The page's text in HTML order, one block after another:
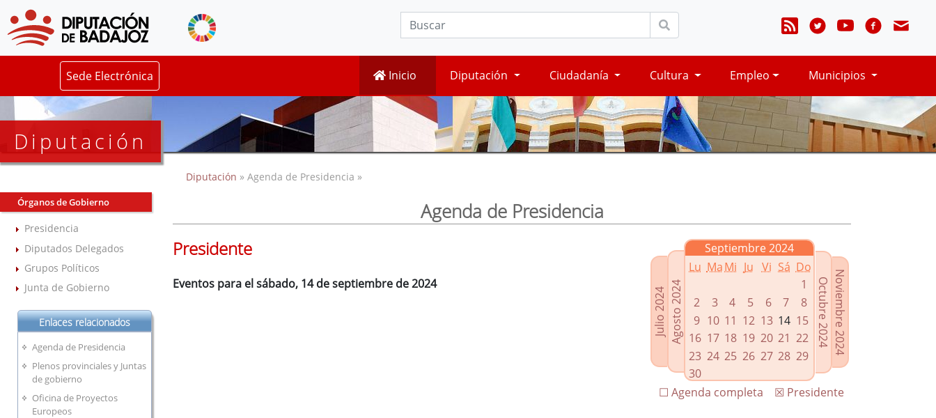
Sede Electrónica Inicio Diputación Ciudadanía Cultura Empleo Municipios
Diputación
Órganos de Gobierno
Presidencia
Diputados Delegados
Grupos Políticos
Junta de Gobierno
Enlaces relacionados
Agenda de Presidencia
Plenos provinciales y Juntas
de gobierno
Oficina de Proyectos
Europeos
Diputación » Agenda de Presidencia »
Agenda de Presidencia
Julio 2024Agosto 2024
Septiembre 2024
Lu MaMi Ju Vi Sá Do
1
2
3 4 5 6 7
8
9 10 11 12 13 14 15
16 17 18 19 20 21 22
23 24 25 26 27 28 29
30
Noviembre 2024
Octubre 2024
☒ Presidente
☐ Agenda completa
Presidente
Eventos para el sábado, 14 de septiembre de 2024